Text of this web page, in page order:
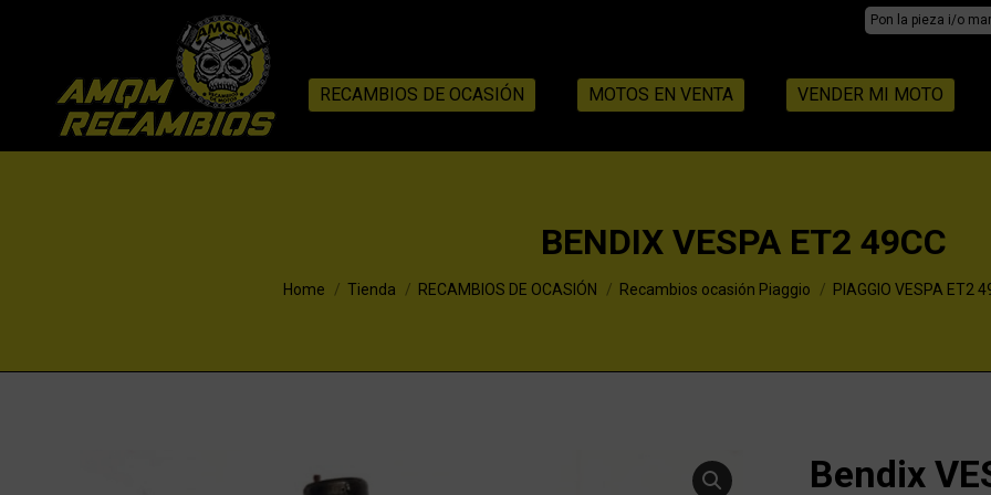
Search:
RECAMBIOS DE OCASIÓN MOTOS EN VENTA VENDER MI MOTO
BENDIX VESPA ET2 49CC
You are here:
Home Tienda RECAMBIOS DE OCASIÓN Recambios ocasión Piaggio PIAGGIO VESPA ET2
Bendix